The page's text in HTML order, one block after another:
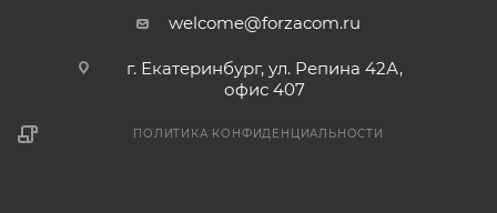
welcome@forzacom.ru
г. Екатеринбург, ул. Репина 42А,
офис 407
ПОЛИТИКА КОНФИДЕНЦИАЛЬНОСТИ